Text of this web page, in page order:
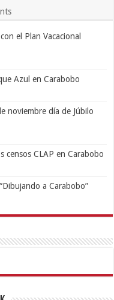
el Plan Vacacional
Azul en Carabobo
noviembre día de Júbilo
censos CLAP en Carabobo
a Carabobo”